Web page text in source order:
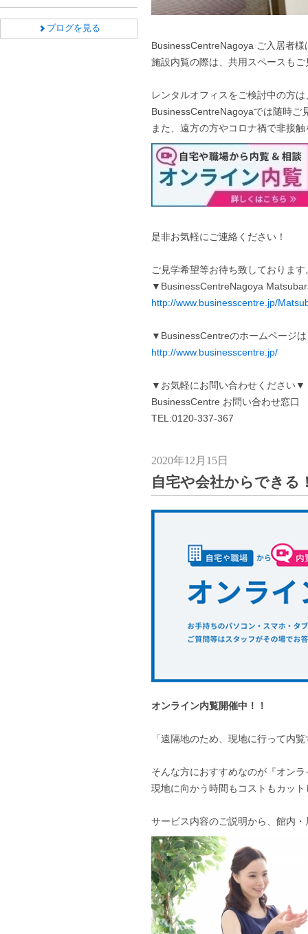
BusinessCentreNagoya ご入居者
施設内覧の際は、共用スペースも
レンタルオフィスをご検討中の方
BusinessCentreNagoyaでは随時ご
また、遠方の方やコロナ禍で非接
是非お気軽にご連絡ください！
ご見学希望等お待ち致しております
▼BusinessCentreNagoya
http://www.businesscentre.jp/
▼BusinessCentreのホームページ
http://www.businesscentre.jp/
▼お気軽にお問い合わせください▼
BusinessCentre お問い合わせ窓口
TEL:0120-337-367
2020年12月15日
自宅や会社からできる
オンライン内覧開催中！！
「遠隔地のため、現地に行って内
そんな方におすすめなのが『オン
現地に向かう時間もコストもカッ
サービス内容のご説明から、館内
ブログを見る